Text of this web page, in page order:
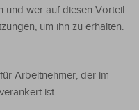
und wer auf diesen Vorteil
um ihn zu erhalten.
Arbeitnehmer, der im
ist.